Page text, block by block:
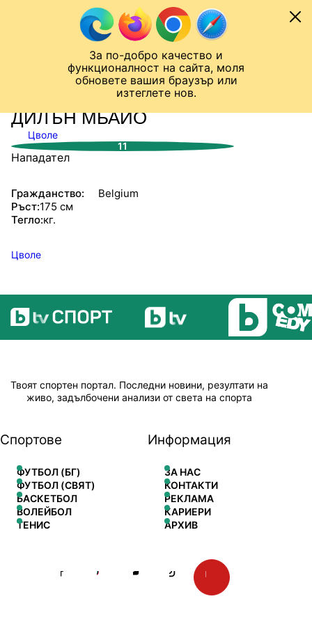
За по-добро качество и
функционалност на сайта, моля
обновете вашия браузър или
изтеглете нов.
Към съдържанието
Лига на Конференциите
СТАТИСТИКИ
ДИЛЪН МБАЙО
Цволе
11
Нападател
Гражданство:
Belgium
Ръст:175 см
Тегло:кг.
Цволе
Твоят спортен портал. Последни новини, резултати на
живо, задълбочени анализи от света на спорта
Спортове
ФУТБОЛ (БГ)
ФУТБОЛ (СВЯТ)
БАСКЕТБОЛ
ВОЛЕЙБОЛ
ТЕНИС
Информация
ЗА НАС
КОНТАКТИ
РЕКЛАМА
КАРИЕРИ
АРХИВ